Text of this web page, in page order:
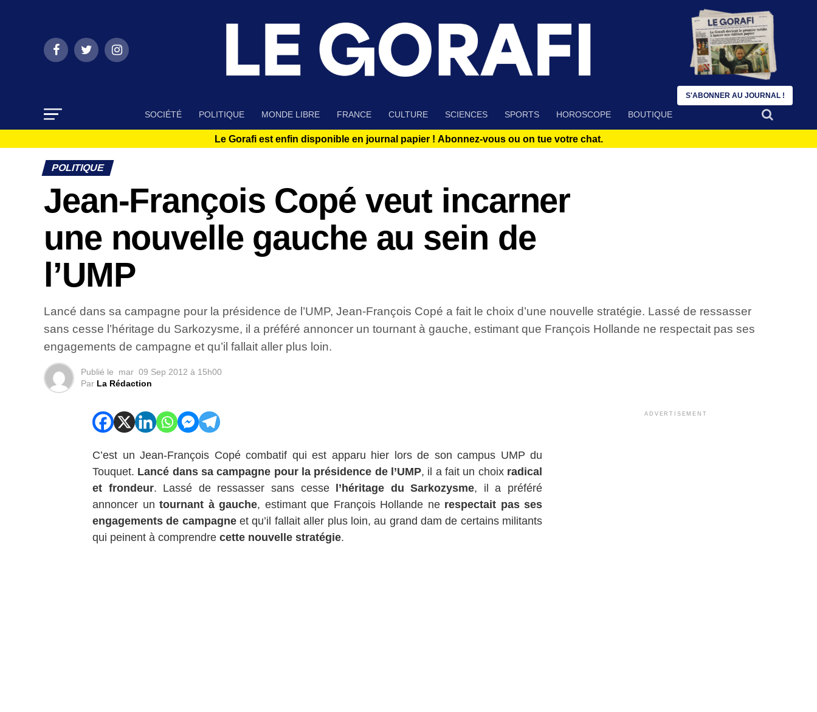
SOCIÉTÉ POLITIQUE MONDE LIBRE FRANCE CULTURE SCIENCES SPORTS HOROSCOPE BOUTIQUE
Le Gorafi est enfin disponible en journal papier ! Abonnez-vous ou on tue votre chat.
POLITIQUE
Jean-François Copé veut incarner
une nouvelle gauche au sein de
l’UMP
Lancé dans sa campagne pour la présidence de l’UMP, Jean-François Copé a fait le choix d’une nouvelle stratégie. Lassé de ressasser
sans cesse l’héritage du Sarkozysme, il a préféré annoncer un tournant à gauche, estimant que François Hollande ne respectait pas ses
engagements de campagne et qu’il fallait aller plus loin.
Publié le mar 09 Sep 2012 à 15h00
Par La Rédaction
C’est un Jean-François Copé combatif qui est apparu hier lors de son campus UMP du
Touquet. Lancé dans sa campagne pour la présidence de l’UMP, il a fait un choix radical
et frondeur. Lassé de ressasser sans cessel’héritage du Sarkozysme, il a préféré
annoncer un tournant à gauche, estimant que François Hollande ne respectait pas ses
engagements de campagneet qu’il fallait aller plus loin, au grand dam de certains militants
qui peinent à comprendre cette nouvelle stratégie.
ADVERTISEMENT
S'ABONNER AU JOURNAL !